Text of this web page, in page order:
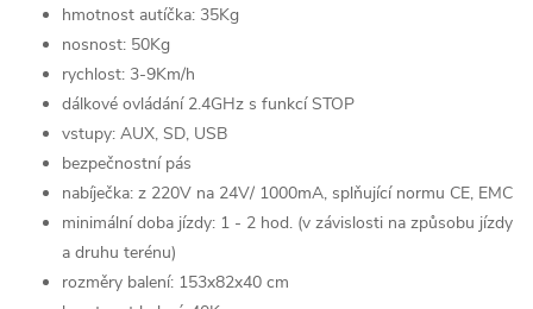
hmotnost autíčka: 35Kg
nosnost: 50Kg
rychlost: 3-9Km/h
dálkové ovládání 2.4GHz s funkcí STOP
vstupy: AUX, SD, USB
bezpečnostní pás
nabíječka: z 220V na 24V/ 1000mA, splňující normu CE, EMC
minimální doba jízdy: 1 - 2 hod. (v závislosti na způsobu jízdy
a druhu terénu)
rozměry balení: 153x82x40 cm